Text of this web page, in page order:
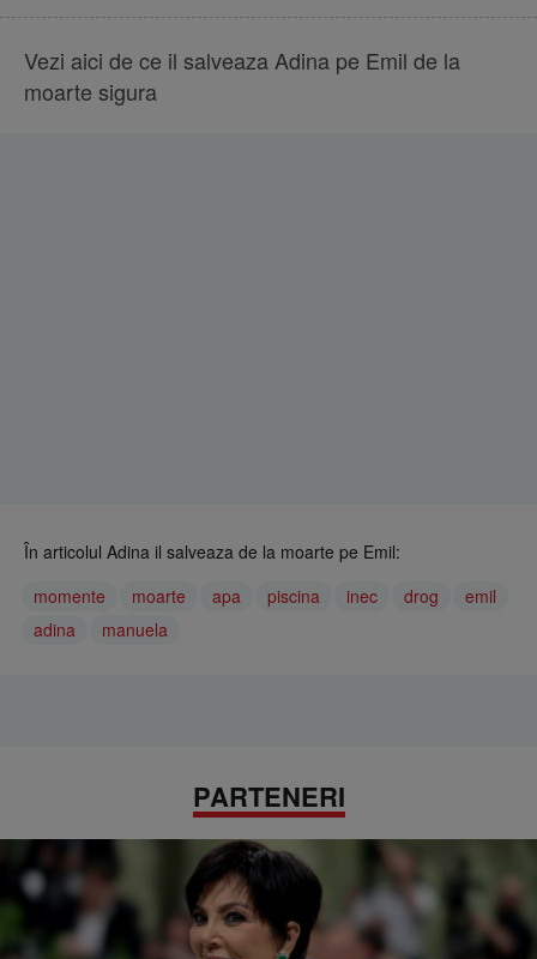
Vezi aici de ce il salveaza Adina pe Emil de la
moarte sigura
În articolul Adina il salveaza de la moarte pe Emil:
momente
moarte apa piscina inec drog
emil
adina
manuela
PARTENERI